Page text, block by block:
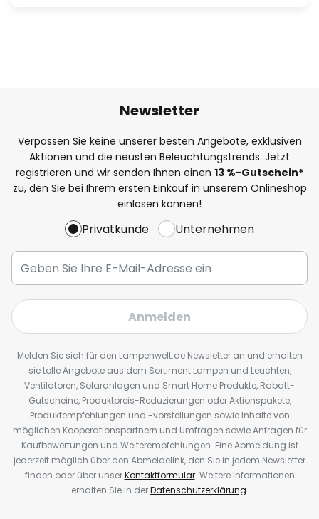
Newsletter
Verpassen Sie keine unserer besten Angebote, exklusiven
Aktionen und die neusten Beleuchtungstrends. Jetzt
registrieren und wir senden Ihnen einen 13 %-Gutschein*
zu, den Sie bei Ihrem ersten Einkauf in unserem Onlineshop
einlösen können!
Privatkunde Unternehmen
Anmelden
Melden Sie sich für den Lampenwelt.de Newsletter an und erhalten
sie tolle Angebote aus dem Sortiment Lampen und Leuchten,
Ventilatoren, Solaranlagen und Smart Home Produkte, Rabatt-
Gutscheine, Produktpreis-Reduzierungen oder Aktionspakete,
Produktempfehlungen und -vorstellungen sowie Inhalte von
möglichen Kooperationspartnern und Umfragen sowie Anfragen für
Kaufbewertungen und Weiterempfehlungen. Eine Abmeldung ist
jederzeit möglich über den Abmeldelink, den Sie in jedem Newsletter
finden oder über unserKontaktformular. Weitere Informationen
erhalten Sie in derDatenschutzerklärung.